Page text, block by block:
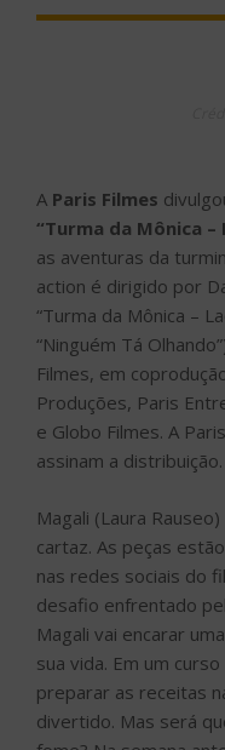
A Paris Filmes
“Turma da Mônica –
as aventuras da
action é dirigido por
“Turma da Mônica –
“Ninguém Tá
Filmes, em
Produções, Paris
e Globo Filmes. A
assinam a distribuição.
Magali (Laura
cartaz. As peças
nas redes sociais do
desafio enfrentado
Magali vai encarar
sua vida. Em um
preparar as receitas
divertido. Mas será